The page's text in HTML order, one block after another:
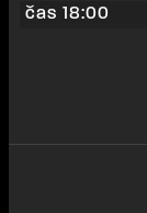
čas 18:00